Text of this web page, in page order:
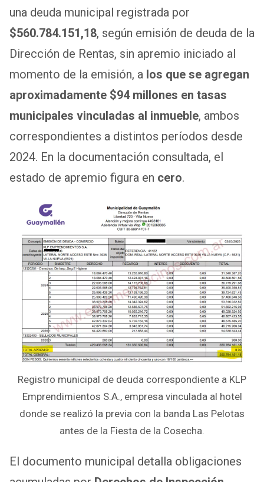
una deuda municipal registrada por
$560.784.151,18, según emisión de deuda de la
Dirección de Rentas, sin apremio iniciado al
momento de la emisión, a los que se agregan
aproximadamente $94 millones en tasas
municipales vinculadas al inmueble, ambos
correspondientes a distintos períodos desde
2024. En la documentación consultada, el
estado de apremio figura en cero.
Registro municipal de deuda correspondiente a KLP
Emprendimientos S.A., empresa vinculada al hotel
donde se realizó la previa con la banda Las Pelotas
antes de la Fiesta de la Cosecha.
El documento municipal detalla obligaciones